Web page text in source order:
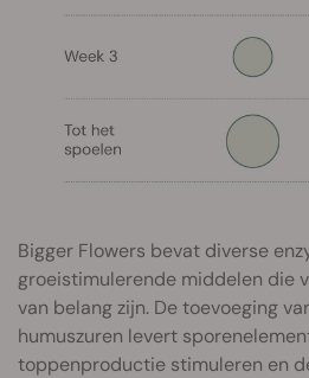
Bigger Flowers bevat diverse
groeistimulerende middelen die
van belang zijn. De toevoeging
humuszuren levert
toppenproductie stimuleren en